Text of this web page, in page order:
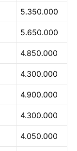
5.350.000
5.650.000
4.850.000
4.300.000
4.900.000
4.300.000
4.050.000